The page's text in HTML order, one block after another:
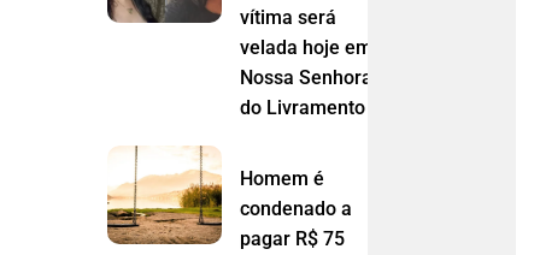
vítima será
velada hoje em
Nossa Senhora
do Livramento (MT)
Homem é
condenado a
pagar R$ 75